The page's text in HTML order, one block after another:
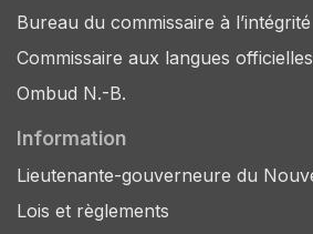
Bureau du commissaire à l’intégrité
Commissaire aux langues officielles
Ombud N.-B.
Information
Lieutenante-gouverneure du
Lois et règlements